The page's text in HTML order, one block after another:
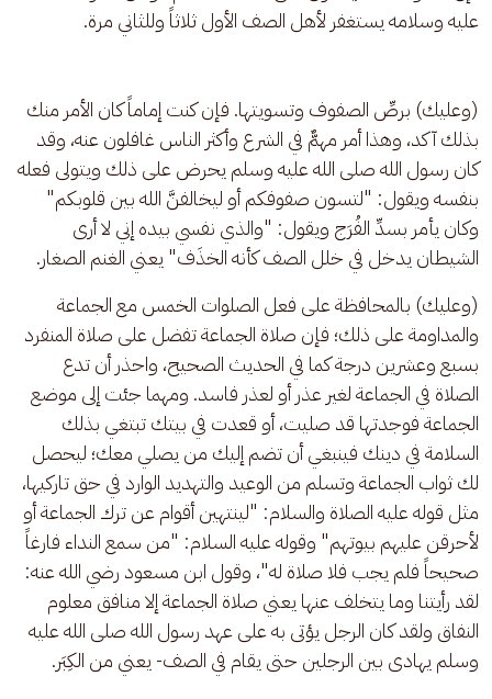
عليه وسلامه يستغفر لأهل الصف الأول ثلاثاً وللثاني مرة.
(وعليك) برصِّ الصفوف وتسويتها. فإن كنت إماماً كان الأمر منك
بذلك آكد، وهذا أمر مهمٌّ في الشرع وأكثر الناس غافلون عنه، وقد
كان رسول الله صلى الله عليه وسلم يحرض على ذلك ويتولى فعله
بنفسه ويقول: "لتسون صفوفكم أو ليخالفنَّ الله بين قلوبكم"
وكان يأمر بسدِّ الفُرَج ويقول: "والذي نفسي بيده إني لا أرى
الشيطان يدخل في خلل الصف كأنه الخذَف" يعني الغنم الصغار.
(وعليك) بالمحافظة على فعل الصلوات الخمس مع الجماعة
والمداومة على ذلك؛ فإن صلاة الجماعة تفضل على صلاة المنفرد
بسبع وعشرين درجة كما في الحديث الصحيح، واحذر أن تدع
الصلاة في الجماعة لغير عذر أو لعذر فاسد. ومهما جئت إلى موضع
الجماعة فوجدتها قد صليت، أو قعدت في بيتك تبتغي بذلك
السلامة في دينك فينبغي أن تضم إليك من يصلي معك؛ ليحصل
لك ثواب الجماعة وتسلم من الوعيد والتهديد الوارد في حق تاركيها،
مثل قوله عليه الصلاة والسلام: "لينتهين أقوام عن ترك الجماعة أو
لأحرقن عليهم بيوتهم" وقوله عليه السلام: "من سمع النداء فارغاً
صحيحاً فلم يجب فلا صلاة له"، وقول ابن مسعود رضي الله عنه:
لقد رأيتنا وما يتخلف عنها يعني صلاة الجماعة إلا منافق معلوم
النفاق ولقد كان الرجل يؤتى به على عهد رسول الله صلى الله عليه
وسلم يهادى بين الرجلين حتى يقام في الصف- يعني من الكِبَر.